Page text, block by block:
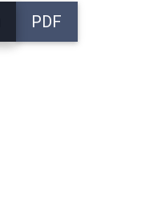
PDF